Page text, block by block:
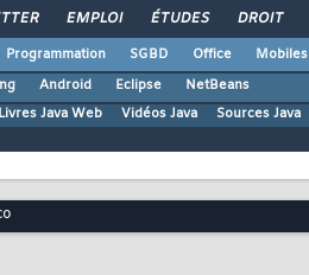
EMPLOI ÉTUDES DROIT
Programmation SGBD Office Mobiles
Android Eclipse
NetBeans
Livres Java Web Vidéos Java Sources Java